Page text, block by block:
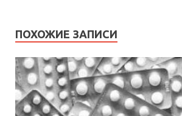
ПОХОЖИЕ ЗАПИСИ